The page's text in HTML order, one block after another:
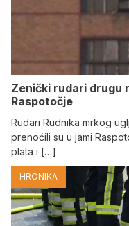
Zenički rudari drugu
Raspotočje
Rudari Rudnika mrkog
prenoćili su u jami
plata i […]
HRONIKA